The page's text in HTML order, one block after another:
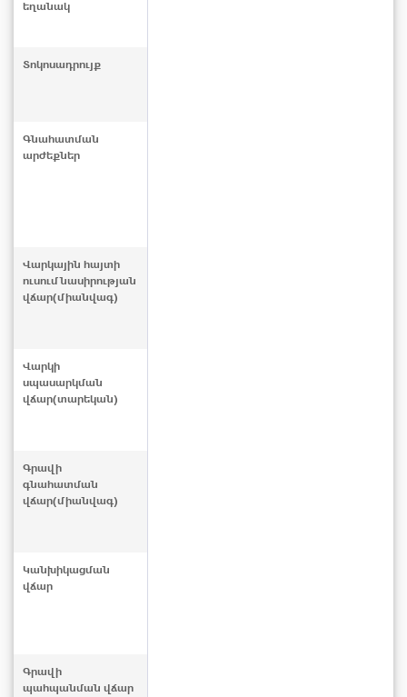
եղանակ
Տոկոսադրույք
Գնահատման
արժեքներ
Վարկային հայտի
ուսումնասիրության
վճար(միանվագ)
Վարկի
սպասարկման
վճար(տարեկան)
Գրավի
գնահատման
վճար(միանվագ)
Կանխիկացման
վճար
Գրավի
պահպանման վճար